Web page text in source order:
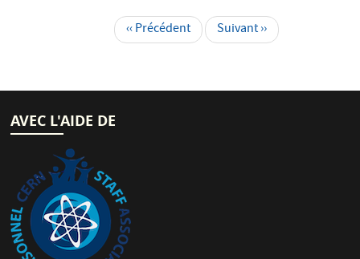
15
16
17
18
19
‹‹Précédent Suivant››
AVEC L'AIDE DE